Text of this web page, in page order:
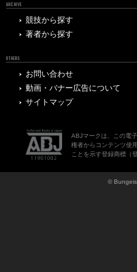
ARCHIVE
競技から探す
著者から探す
OTHERS
お問い合わせ
動画・バナー広告について
サイトマップ
ABJマークは、この電
権者からコンテンツ使
ことを示す登録商標（
©